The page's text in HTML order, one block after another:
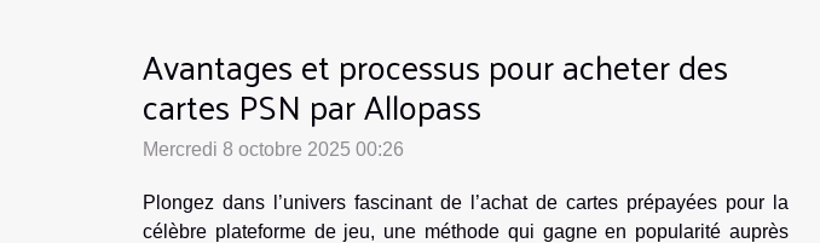
Avantages et processus pour acheter des
cartes PSN par Allopass
Mercredi 8 octobre 2025 00:26
Plongez dans l’univers fascinant de l’achat de cartes prépayées pour la
célèbre plateforme de jeu, une méthode qui gagne en popularité auprès